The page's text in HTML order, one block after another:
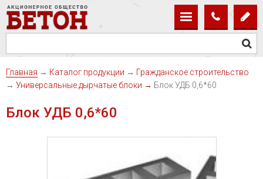
Главная → Каталог продукции → Гражданское строительство
→ Универсальные дырчатые блоки → Блок УДБ 0,6*60
Блок УДБ 0,6*60